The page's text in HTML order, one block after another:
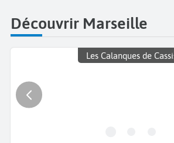
Découvrir Marseille
Les Calanques de